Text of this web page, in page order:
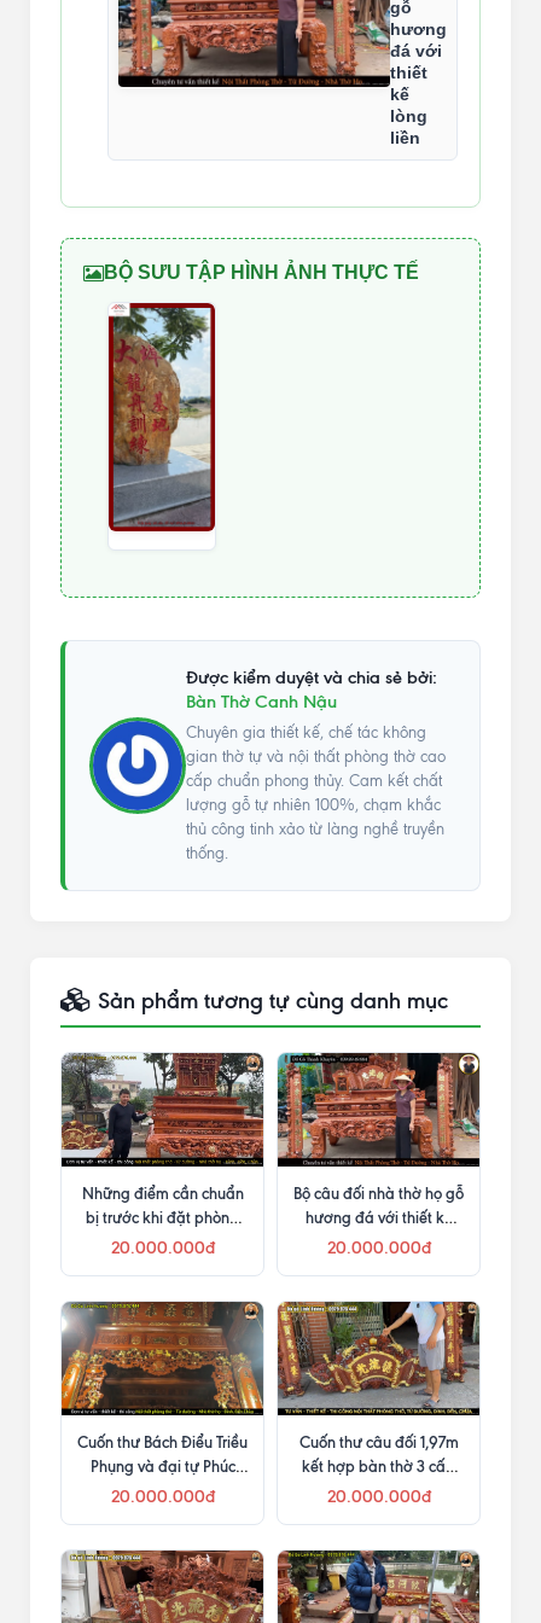
gỗ
hương
đá với
thiết
kế
lòng
liền
BỘ SƯU TẬP HÌNH ẢNH THỰC TẾ
Được kiểm duyệt và chia sẻ bởi:
Bàn Thờ Canh Nậu
Chuyên gia thiết kế, chế tác không
gian thờ tự và nội thất phòng thờ cao
cấp chuẩn phong thủy. Cam kết chất
lượng gỗ tự nhiên 100%, chạm khắc
thủ công tinh xảo từ làng nghề truyền
thống.
Sản phẩm tương tự cùng danh mục
Những điểm cần chuẩn
bị trước khi đặt phòng
thờ
20.000.000đ
Bộ câu đối nhà thờ họ gỗ
hương đá với thiết kế
lòng liền
20.000.000đ
Cuốn thư Bách Điểu Triều
Phụng và đại tự Phúc
Trạch Vĩnh Tồn cùng cửa
20.000.000đ
Cuốn thư câu đối 1,97m
kết hợp bàn thờ 3 cấp
và khám thờ
20.000.000đ